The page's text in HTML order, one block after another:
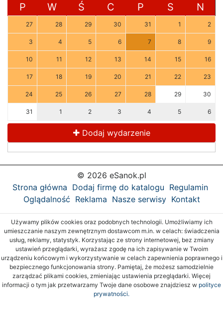
P W Ś C P S N
27 28 29 30 31 1 2
3 4 5 6 7 8 9
10 11 12 13 14 15 16
17 18 19 20 21 22 23
24 25 26 27 28 29 30
31 1 2 3 4 5 6
Dodaj wydarzenie
© 2026 eSanok.pl
Strona główna Dodaj firmę do katalogu Regulamin
Oglądalność Reklama Nasze serwisy Kontakt
Używamy plików cookies oraz podobnych technologii. Umożliwiamy ich
umieszczanie naszym zewnętrznym dostawcom m.in. w celach: świadczenia
usług, reklamy, statystyk. Korzystając ze strony internetowej, bez zmiany
ustawień przeglądarki, wyrażasz zgodę na ich zapisywanie w Twoim
urządzeniu końcowym i wykorzystywanie w celach zapewnienia poprawnego i
bezpiecznego funkcjonowania strony. Pamiętaj, że możesz samodzielnie
zarządzać plikami cookies, zmieniając ustawienia przeglądarki. Więcej
informacji o tym jak przetwarzamy Twoje dane osobowe znajdziesz w polityce
prywatności.